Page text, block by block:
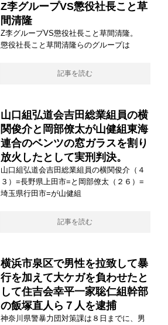
Z李グループVS懲役社長こと草
間清隆
Z李グループVS懲役社長こと草間清隆。
懲役社長こと草間清隆らのグループは
記事を読む
山口組弘道会吉田総業組員の横
関俊介と岡部僚太が山健組東海
連合のベンツの窓ガラスを割り
放火したとして実刑判決。
山口組弘道会吉田総業組員の横関俊介（４
３）=長野県上田市=と岡部僚太（２６）=
埼玉県行田市=が山健組
記事を読む
横浜市泉区で男性を拉致して暴
行を加えて大ケガを負わせたと
して住吉会幸平一家聡仁組幹部
の飯塚直人ら７人を逮捕
神奈川県警暴力団対策課は８日までに、男